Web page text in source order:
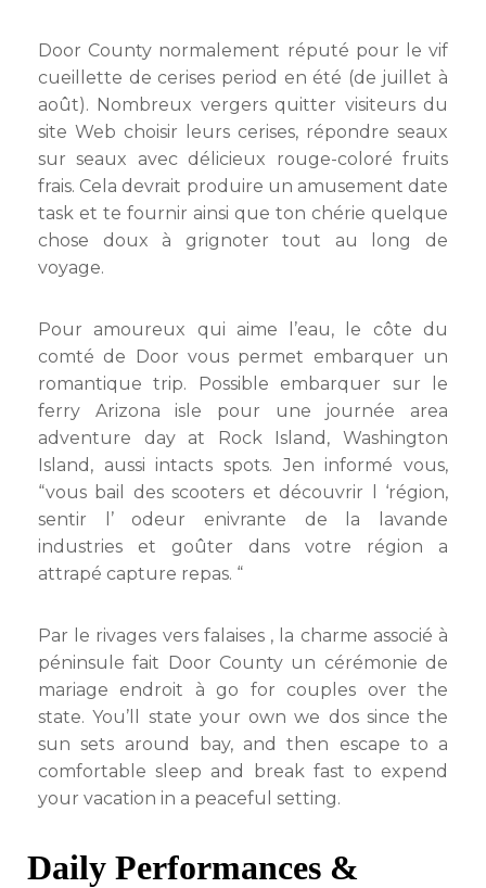
Door County normalement réputé pour le vif
cueillette de cerises period en été (de juillet à
août). Nombreux vergers quitter visiteurs du
site Web choisir leurs cerises, répondre seaux
sur seaux avec délicieux rouge-coloré fruits
frais. Cela devrait produire un amusement date
task et te fournir ainsi que ton chérie quelque
chose doux à grignoter tout au long de
voyage.
Pour amoureux qui aime l’eau, le côte du
comté de Door vous permet embarquer un
romantique trip. Possible embarquer sur le
ferry Arizona isle pour une journée area
adventure day at Rock Island, Washington
Island, aussi intacts spots. Jen informé vous,
“vous bail des scooters et découvrir l ‘région,
sentir l’ odeur enivrante de la lavande
industries et goûter dans votre région a
attrapé capture repas. “
Par le rivages vers falaises , la charme associé à
péninsule fait Door County un cérémonie de
mariage endroit à go for couples over the
state. You’ll state your own we dos since the
sun sets around bay, and then escape to a
comfortable sleep and break fast to expend
your vacation in a peaceful setting.
Daily Performances &